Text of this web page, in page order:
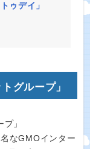
ゥデイ」
グループ」
」
なGMOインター